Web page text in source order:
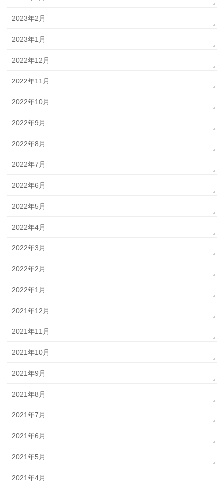
2023年2月
2023年1月
2022年12月
2022年11月
2022年10月
2022年9月
2022年8月
2022年7月
2022年6月
2022年5月
2022年4月
2022年3月
2022年2月
2022年1月
2021年12月
2021年11月
2021年10月
2021年9月
2021年8月
2021年7月
2021年6月
2021年5月
2021年4月